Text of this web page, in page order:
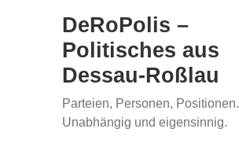
DeRoPolis –
Politisches aus
Dessau-Roßlau
Parteien, Personen, Positionen.
Unabhängig und eigensinnig.